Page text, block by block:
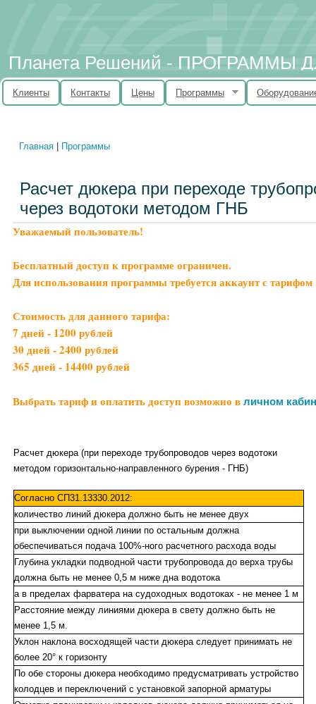
Планета Решений - ПРОГРАММЫ
Клиенты Контакты Цены Программы
Вы здесь
Главная | Программы
Расчет дюкера при переходе
через водотоки методом ГНБ
Уважаемый пользователь!
Бесплатный доступ к программе ограничен.
Для использования программы требуется аккаунт с
Стоимость для данного тарифа:
7 дней - 1200 рублей
30 дней - 2400 рублей
365 дней - 14400 рублей
Выбрать тариф и оплатить доступ возможно в личном
Расчет дюкера (при переходе трубопроводов через водотоки
методом горизонтально-направленного бурения - ГНБ)
Согласно СП31.13330.2012:
количество линий дюкера должно быть не менее двух
при выключении одной линии по остальным должна
обеспечиваться подача 100%-ного расчетного расхода воды
Глубина укладки подводной части трубопровода до верха трубы
должна быть не менее 0,5 м ниже дна водотока
а в пределах фарватера на судоходных водотоках - не менее 1 м
Расстояние между линиями дюкера в свету должно быть не
менее 1,5 м.
Уклон наклона восходящей части дюкера следует принимать не
более 20° к горизонту
По обе стороны дюкера необходимо предусматривать устройство
колодцев и переключений с установкой запорной арматуры